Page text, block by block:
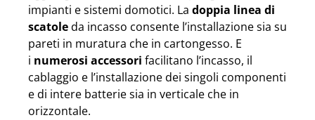
impianti e sistemi domotici. La doppia linea di
scatoleda incasso consente l’installazione sia su
pareti in muratura che in cartongesso. E
i numerosi accessori facilitano l’incasso, il
cablaggio e l’installazione dei singoli componenti
e di intere batterie sia in verticale che in
orizzontale.